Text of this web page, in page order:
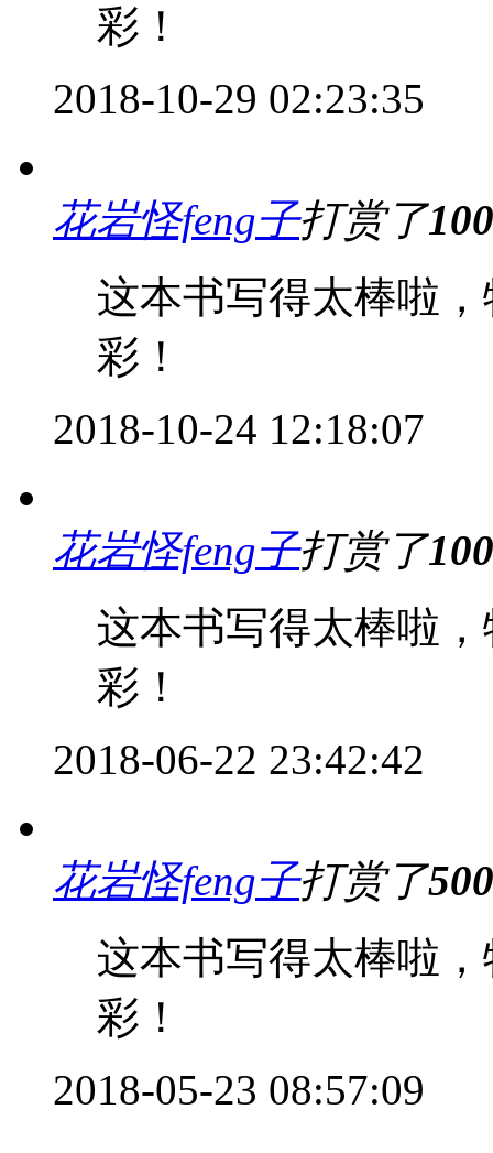
彩！
2018-10-29 02:23:35
花岩怪feng子打赏了
这本书写得太棒啦
彩！
2018-10-24 12:18:07
花岩怪feng子打赏了100
这本书写得太棒啦
彩！
2018-06-22 23:42:42
花岩怪feng子打赏了500
这本书写得太棒啦
彩！
2018-05-23 08:57:09